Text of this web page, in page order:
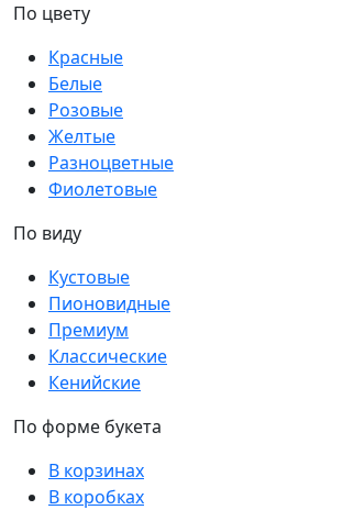
По цвету
Красные
Белые
Розовые
Желтые
Разноцветные
Фиолетовые
По виду
Кустовые
Пионовидные
Премиум
Классические
Кенийские
По форме букета
В корзинах
В коробках